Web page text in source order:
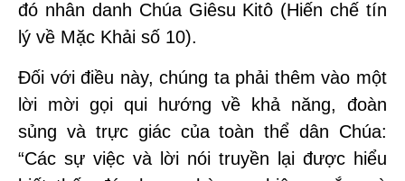
đó nhân danh Chúa Giêsu Kitô (Hiến chế tín
lý về Mặc Khải số 10).
Đối với điều này, chúng ta phải thêm vào một
lời mời gọi qui hướng về khả năng, đoàn
sủng và trực giác của toàn thể dân Chúa:
“Các sự việc và lời nói truyền lại được hiểu